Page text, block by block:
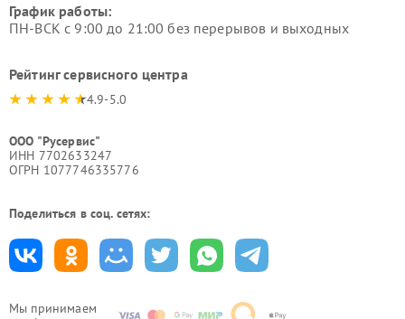
Мы принимаем
График работы:
ПН-ВСК с 9:00 до 21:00 без перерывов и выходных
Рейтинг сервисного центра
4.9-5.0
ООО "Русервис"
ИНН 7702633247
ОГРН 1077746335776
Поделиться в соц. сетях: